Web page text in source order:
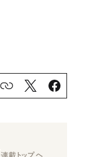
連載トップへ